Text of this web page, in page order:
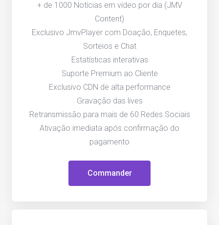
+ de 1000 Notícias em vídeo por dia (JMV
Content)
Exclusivo JmvPlayer com Doação, Enquetes,
Sorteios e Chat
Estatísticas interativas
Suporte Premium ao Cliente
Exclusivo CDN de alta performance
Gravação das lives
Retransmissão para mais de 60 Redes Sociais
Ativação imediata após confirmação do
pagamento
Commander